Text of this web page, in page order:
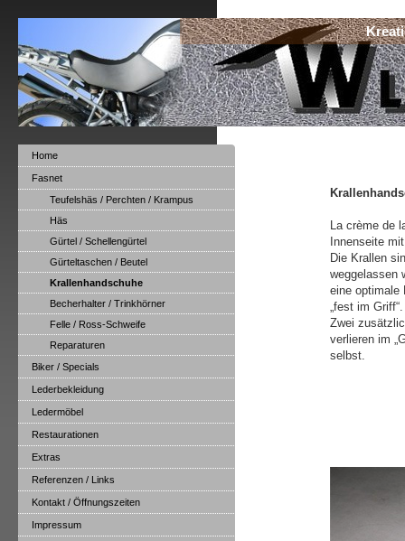
La crème de
Innenseite
Die Krallen
weggelassen
eine optimale
„fest im Griff“.
Zwei
verlieren im
selbst.
Home
Fasnet
Teufelshäs / Perchten / Krampus
Häs
Gürtel / Schellengürtel
Gürteltaschen / Beutel
Krallenhandschuhe
Becherhalter / Trinkhörner
Felle / Ross-Schweife
Reparaturen
Biker / Specials
Lederbekleidung
Ledermöbel
Restaurationen
Extras
Referenzen / Links
Kontakt / Öffnungszeiten
Impressum